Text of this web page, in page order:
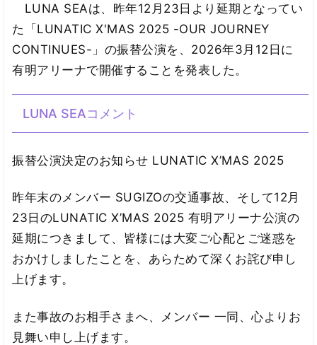
LUNA SEAは、昨年12月23日より延期となってい
た「LUNATIC X'MAS 2025 -OUR JOURNEY
CONTINUES-」の振替公演を、2026年3月12日に
有明アリーナで開催することを発表した。
LUNA SEAコメント
振替公演決定のお知らせ LUNATIC X’MAS 2025
昨年末のメンバー SUGIZOの交通事故、そして12月
23日のLUNATIC X’MAS 2025 有明アリーナ公演の
延期につきまして、皆様には大変ご心配とご迷惑を
おかけしましたことを、あらためて深くお詫び申し
上げます。
また事故のお相手さまへ、メンバー 一同、心よりお
見舞い申し上げます。